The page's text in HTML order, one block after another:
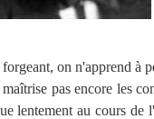
on n'apprend à
pas encore les
lentement au cours de